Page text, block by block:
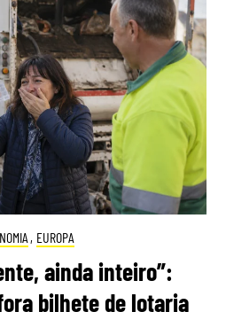
, EUROPA
ainda inteiro”:
bilhete de lotaria